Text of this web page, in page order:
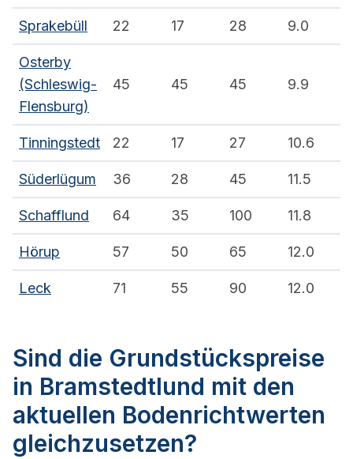
Sprakebüll 22 17 28 9.0
Osterby
(Schleswig-
Flensburg)
45 45 45 9.9
Tinningstedt 22 17 27 10.6
Süderlügum 36 28 45 11.5
Schafflund 64 35 100 11.8
Hörup 57 50 65 12.0
Leck 71 55 90 12.0
Sind die Grundstückspreise
in Bramstedtlund mit den
aktuellen Bodenrichtwerten
gleichzusetzen?